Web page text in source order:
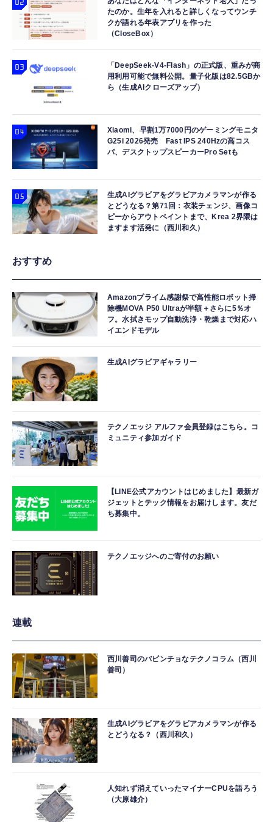
たのか。生年を入れると詳しくなってウンチ
クが語れる年表アプリを作った
（CloseBox）
「DeepSeek-V4-Flash」の正式版、重みが商
用利用可能で無料公開。量子化版は82.5GBか
ら（生成AIクローズアップ）
Xiaomi、早割1万7000円のゲーミングモニタ
G25i 2026発売 Fast IPS 240Hzの高コス
パ、デスクトップスピーカーPro Setも
生成AIグラビアをグラビアカメラマンが作る
とどうなる？第71回：衣装チェンジ、画像コ
ピーからアウトペイントまで、Krea 2界隈は
ますます活発に（西川和久）
おすすめ
Amazonプライム感謝祭で高性能ロボット掃
除機MOVA P50 Ultraが半額＋さらに5％オ
フ。水拭きモップ自動洗浄・乾燥まで対応ハ
イエンドモデル
生成AIグラビアギャラリー
テクノエッジ アルファ会員登録はこちら。コ
ミュニティ参加ガイド
【LINE公式アカウントはじめました】最新ガ
ジェットとテック情報をお届けします。友だ
ち募集中。
テクノエッジへのご寄付のお願い
連載
西川善司のバビンチョなテクノコラム（西川
善司）
生成AIグラビアをグラビアカメラマンが作る
とどうなる？（西川和久）
人知れず消えていったマイナーCPUを語ろう
（大原雄介）